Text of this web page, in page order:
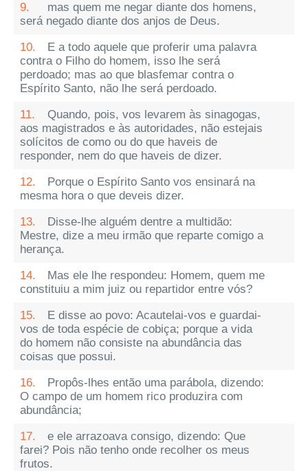
9.
mas quem me negar diante dos homens,
será negado diante dos anjos de Deus.
10.
E a todo aquele que proferir uma palavra
contra o Filho do homem, isso lhe será
perdoado; mas ao que blasfemar contra o
Espírito Santo, não lhe será perdoado.
11.
Quando, pois, vos levarem às sinagogas,
aos magistrados e às autoridades, não estejais
solícitos de como ou do que haveis de
responder, nem do que haveis de dizer.
12.
Porque o Espírito Santo vos ensinará na
mesma hora o que deveis dizer.
13.
Disse-lhe alguém dentre a multidão:
Mestre, dize a meu irmão que reparte comigo a
herança.
14.
Mas ele lhe respondeu: Homem, quem me
constituiu a mim juiz ou repartidor entre vós?
15.
E disse ao povo: Acautelai-vos e guardai-
vos de toda espécie de cobiça; porque a vida
do homem não consiste na abundância das
coisas que possui.
16.
Propôs-lhes então uma parábola, dizendo:
O campo de um homem rico produzira com
abundância;
17.
e ele arrazoava consigo, dizendo: Que
farei? Pois não tenho onde recolher os meus
frutos.